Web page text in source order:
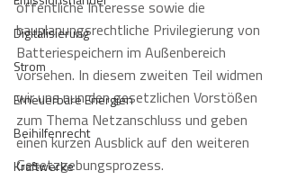
Digitalisierung
Strom
Erneuerbare Energien
Beihilfenrecht
Kraftwerke
öffentliche Interesse sowie die
bauplanungsrechtliche Privilegierung von
Batteriespeichern im Außenbereich
vorsehen. In diesem zweiten Teil widmen
wir uns nun den gesetzlichen Vorstößen
zum Thema Netzanschluss und geben
einen kurzen Ausblick auf den weiteren
Gesetzgebungsprozess.